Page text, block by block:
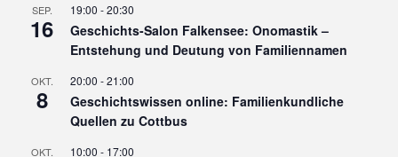
SEP.
16
19:00 -20:30
Geschichts-Salon Falkensee: Onomastik –
Entstehung und Deutung von Familiennamen
OKT.
8
20:00 -21:00
Geschichtswissen online: Familienkundliche
Quellen zu Cottbus
OKT. 10:00 - 17:00